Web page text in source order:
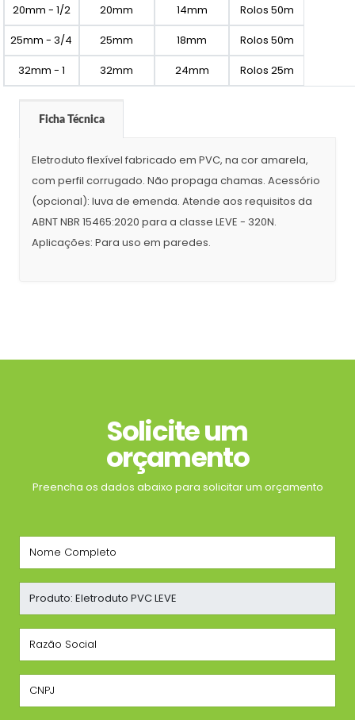
20mm - 1/2
25mm - 3/4
32mm - 1
20mm
25mm
32mm
14mm
18mm
24mm
Rolos 50m
Rolos 50m
Rolos 25m
Ficha Técnica
Eletroduto flexível fabricado em PVC, na cor amarela,
com perfil corrugado. Não propaga chamas. Acessório
(opcional): luva de emenda. Atende aos requisitos da
ABNT NBR 15465:2020 para a classe LEVE - 320N.
Aplicações: Para uso em paredes.
Solicite um
orçamento
Preencha os dados abaixo para solicitar um orçamento